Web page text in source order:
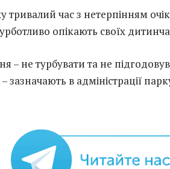
тривалий час з нетерпінням
опікають своїх
– не турбувати та не
зазначають в адміністрації